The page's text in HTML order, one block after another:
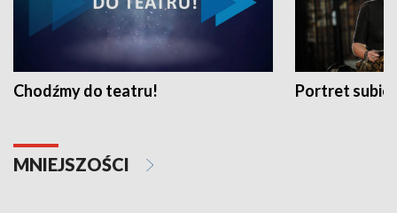
Chodźmy do teatru! Portret
MNIEJSZOŚCI